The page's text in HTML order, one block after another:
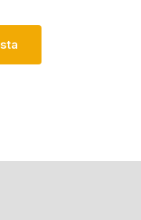
STA